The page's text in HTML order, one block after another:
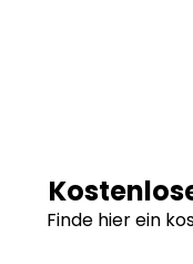
Finde hier ein